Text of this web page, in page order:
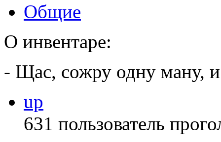
Общие
О инвентаре:
- Щас, сожру одну ману,
up
631 пользователь